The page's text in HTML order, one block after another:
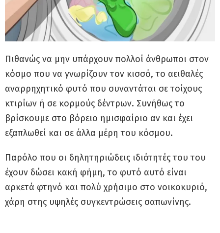
Πιθανώς να μην υπάρχουν πολλοί άνθρωποι στον
κόσμο που να γνωρίζουν τον κισσό, το αειθαλές
αναρρηχητικό φυτό που συναντάται σε τοίχους
κτιρίων ή σε κορμούς δέντρων. Συνήθως το
βρίσκουμε στο βόρειο ημισφαίριο αν και έχει
εξαπλωθεί και σε άλλα μέρη του κόσμου.
Παρόλο που οι δηλητηριώδεις ιδιότητές του του
έχουν δώσει κακή φήμη, το φυτό αυτό είναι
αρκετά φτηνό και πολύ χρήσιμο στο νοικοκυριό,
χάρη στης υψηλές συγκεντρώσεις σαπωνίνης.